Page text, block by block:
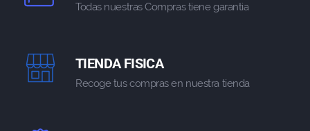
Todas nuestras Compras tiene garantia
TIENDA FISICA
Recoge tus compras en nuestra tienda